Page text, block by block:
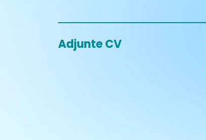
Adjunte CV